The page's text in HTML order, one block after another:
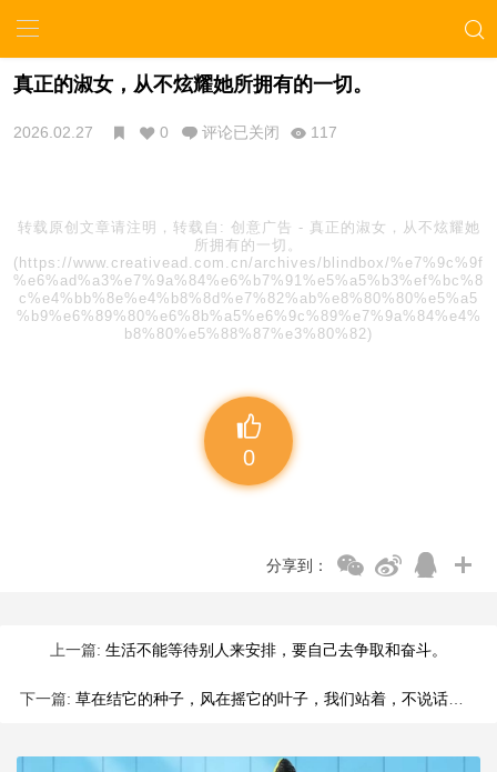
真正的淑女，从不炫耀她所拥有的一切。
2026.02.27 0 评论已关闭 117
转载原创文章请注明，转载自: 创意广告 - 真正的淑女，从不炫耀她
所拥有的一切。
(https://www.creativead.com.cn/archives/blindbox/%e7%9c%9f
%e6%ad%a3%e7%9a%84%e6%b7%91%e5%a5%b3%ef%bc%8
c%e4%bb%8e%e4%b8%8d%e7%82%ab%e8%80%80%e5%a5
%b9%e6%89%80%e6%8b%a5%e6%9c%89%e7%9a%84%e4%
b8%80%e5%88%87%e3%80%82)
0
分享到：
上一篇: 生活不能等待别人来安排，要自己去争取和奋斗。
下一篇: 草在结它的种子，风在摇它的叶子，我们站着，不说话，就十分美好